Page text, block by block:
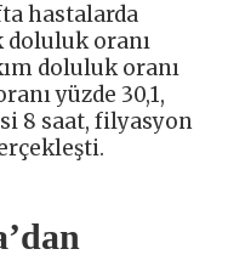
hastalarda
doluluk oranı
doluluk oranı
yüzde 30,1,
8 saat, filyasyon